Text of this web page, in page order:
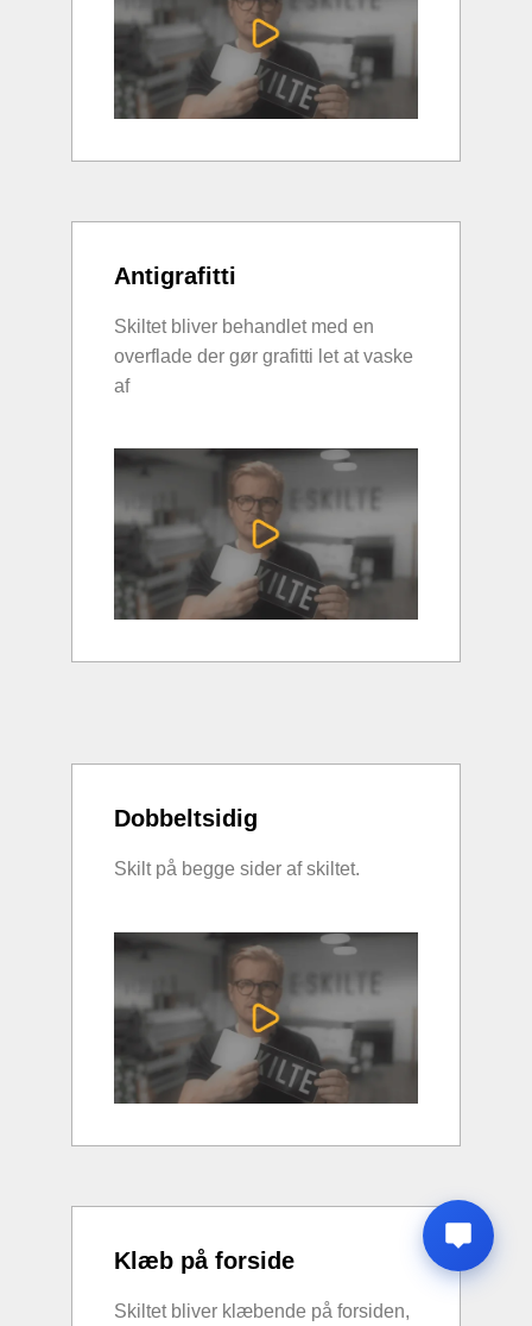
Antigrafitti
Skiltet bliver behandlet med en
overflade der gør grafitti let at vaske
af
Dobbeltsidig
Skilt på begge sider af skiltet.
Klæb på forside
Skiltet bliver klæbende på forsiden,